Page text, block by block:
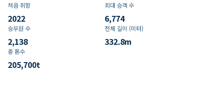
처음 취항
2022
최대 승객 수
6,774
승무원 수
2,138
전체 길이 (미터)
332.8m
총 톤수
205,700t